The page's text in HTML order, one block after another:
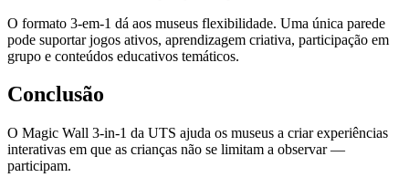
O formato 3-em-1 dá aos museus flexibilidade. Uma única parede
pode suportar jogos ativos, aprendizagem criativa, participação em
grupo e conteúdos educativos temáticos.
Conclusão
O Magic Wall 3-in-1 da UTS ajuda os museus a criar experiências
interativas em que as crianças não se limitam a observar —
participam.